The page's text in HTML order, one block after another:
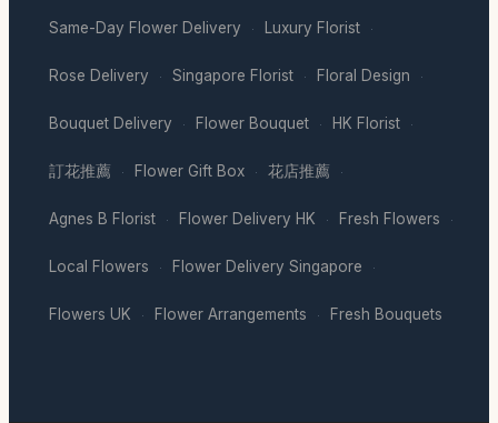
Same-Day Flower Delivery · Luxury Florist ·
Rose Delivery · Singapore Florist · Floral Design ·
Bouquet Delivery · Flower Bouquet · HK Florist ·
訂花推薦 · Flower Gift Box · 花店推薦 ·
Agnes B Florist · Flower Delivery HK · Fresh Flowers ·
Local Flowers · Flower Delivery Singapore ·
Flowers UK · Flower Arrangements · Fresh Bouquets